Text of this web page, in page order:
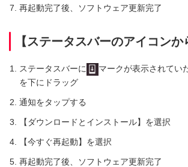
再起動完了後、ソフトウェア更新完了
【ステータスバーのアイコンか
ステータスバーに
マークが表示されてい
を下にドラッグ
通知をタップする
【ダウンロードとインストール】を選択
【今すぐ再起動】を選択
再起動完了後、ソフトウェア更新完了